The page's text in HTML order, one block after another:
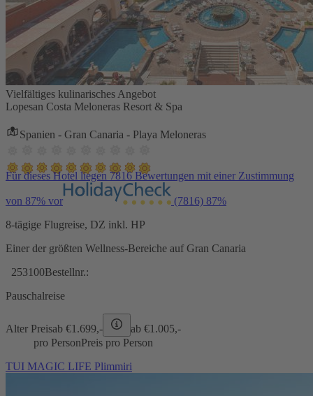
Vielfältiges kulinarisches Angebot
Lopesan Costa Meloneras Resort & Spa
Spanien - Gran Canaria - Playa Meloneras
Für dieses Hotel liegen 7816 Bewertungen mit einer Zustimmung
von 87% vor (7816) 87%
8-tägige Flugreise, DZ inkl. HP
Einer der größten Wellness-Bereiche auf Gran Canaria
253100Bestellnr.:
Pauschalreise
Alter Preisab €1.699,- ab €1.005,-
pro PersonPreis pro Person
TUI MAGIC LIFE Plimmiri